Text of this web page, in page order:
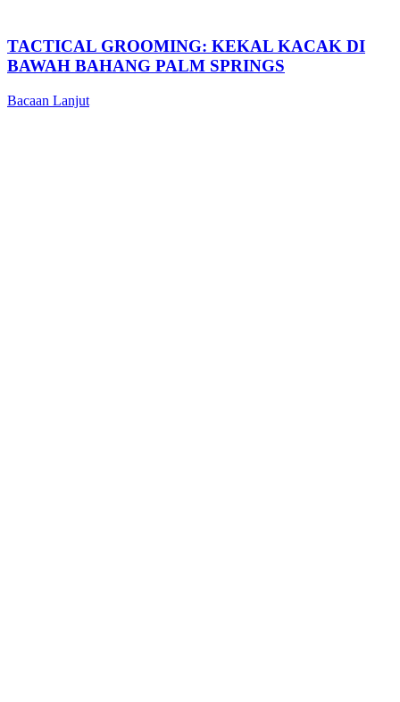
TACTICAL GROOMING: KEKAL KACAK DI
BAWAH BAHANG PALM SPRINGS
Bacaan Lanjut